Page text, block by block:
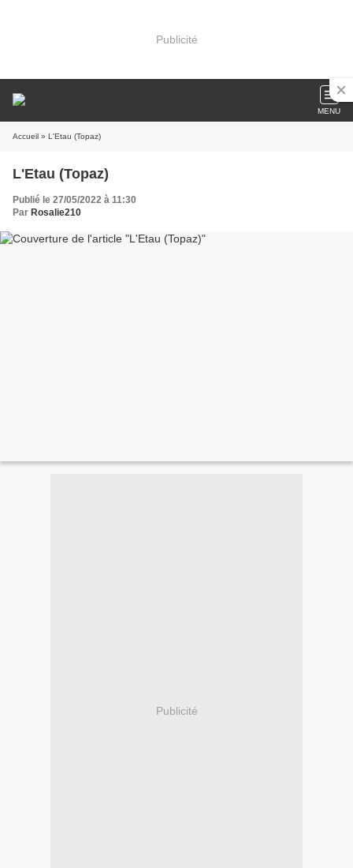
Publicité
MENU
Accueil » L'Etau (Topaz)
L'Etau (Topaz)
Publié le 27/05/2022 à 11:30
Par Rosalie210
Publicité